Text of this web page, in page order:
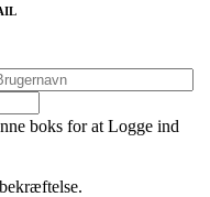
boks for at Logge ind